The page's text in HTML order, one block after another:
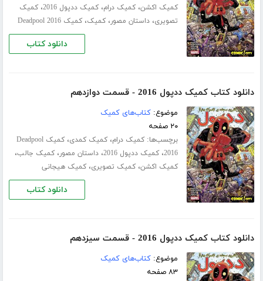
کمیک اکشن،کمیک درام،کمیک ددپول 2016 ،کمیک
تصویری،داستان مصور،کمیک،کمیک Deadpool 2016
دانلود کتاب
دانلود کتاب کمیک ددپول 2016 - قسمت دوازدهم
موضوع:کتاب‌های کمیک
۲۰ صفحه
برچسب‌ها:کمیک درام،کمیک کمدی،
کمیک Deadpool
2016،کمیک ددپول 2016 ،داستان مصور،کمیک جالب،
کمیک اکشن،کمیک تصویری،کمیک هیجانی
دانلود کتاب
دانلود کتاب کمیک ددپول 2016 - قسمت سیزدهم
موضوع:کتاب‌های کمیک
۸۳ صفحه